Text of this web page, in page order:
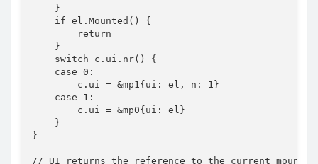
    }
    if el.Mounted() {
        return
    }
    switch c.ui.nr() {
    case 0:
        c.ui = &mp1{ui: el, n: 1}
    case 1:
        c.ui = &mp0{ui: el}
    }
}
// UI returns the reference to the current mounted